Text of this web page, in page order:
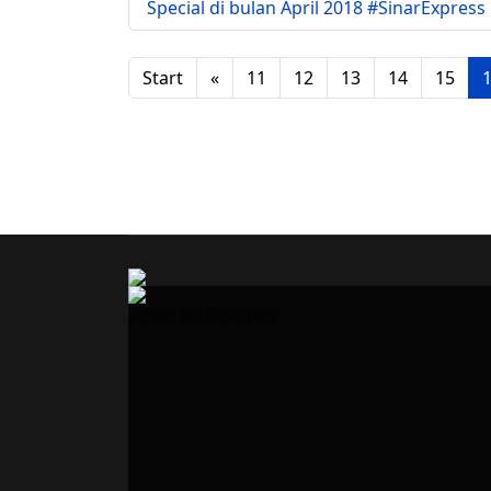
Special di bulan April 2018 #SinarExpress
Start « 11 12 13 14 15